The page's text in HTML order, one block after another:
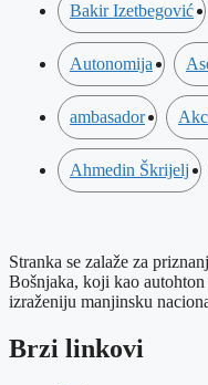
Bakir Izetbegović
Autonomija
ambasador
Ahmedin Škrijelj
Stranka se zalaže za
Bošnjaka, koji kao
izraženiju manjinsku
Brzi linkovi